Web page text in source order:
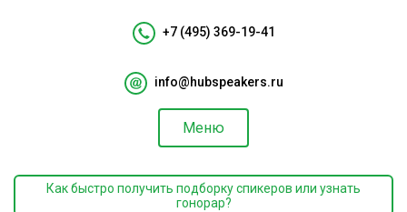
+7 (495) 369-19-41
info@hubspeakers.ru
Меню
Как быстро получить подборку спикеров или узнать
гонорар?